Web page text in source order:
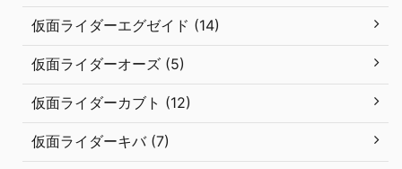
仮面ライダーエグゼイド (14)
仮面ライダーオーズ (5)
仮面ライダーカブト (12)
仮面ライダーキバ (7)